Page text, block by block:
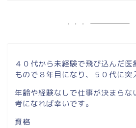
４０代から未経験で飛び込んだ医
もので８年目になり、５０代に突
年齢や経験なしで仕事が決まらな
考になれば幸いです。
資格